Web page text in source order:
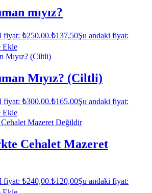
mıyız?
fiyat: ₺250,00.₺137,50Şu andaki fiyat:
Ekle
Mıyız? (Ciltli)
fiyat: ₺300,00.₺165,00Şu andaki fiyat:
Ekle
Cehalet Mazeret
fiyat: ₺240,00.₺120,00Şu andaki fiyat: